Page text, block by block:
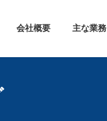
会社概要 主な業務